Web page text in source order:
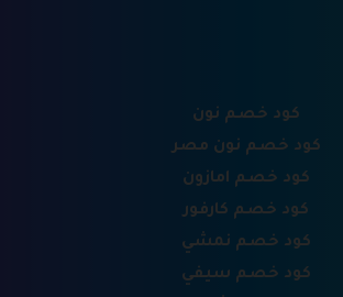
كود خصم نون
كود خصم نون مصر
كود خصم امازون
كود خصم كارفور
كود خصم نمشي
كود خصم سيفي